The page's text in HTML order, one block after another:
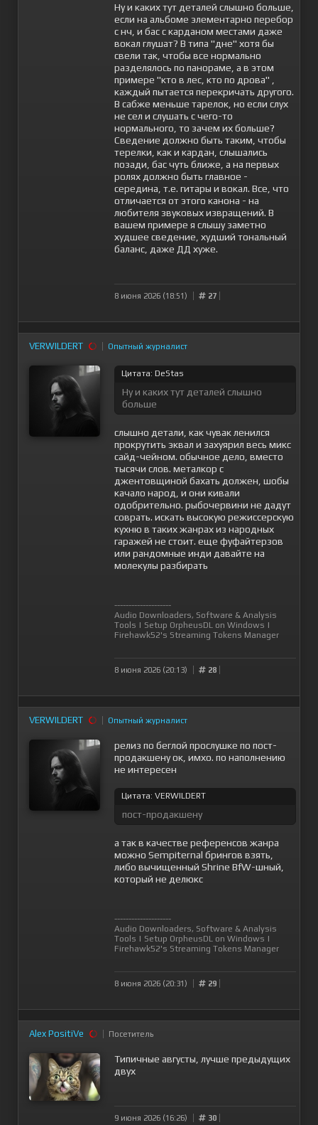
Ну и каких тут деталей слышно больше,
если на альбоме элементарно перебор
с нч, и бас с карданом местами даже
вокал глушат? В типа "дне" хотя бы
свели так, чтобы все нормально
разделялось по панораме, а в этом
примере "кто в лес, кто по дрова" ,
каждый пытается перекричать другого.
В сабже меньше тарелок, но если слух
не сел и слушать с чего-то
нормального, то зачем их больше?
Сведение должно быть таким, чтобы
терелки, как и кардан, слышались
позади, бас чуть ближе, а на первых
ролях должно быть главное -
середина, т.е. гитары и вокал. Все, что
отличается от этого канона - на
любителя звуковых извращений. В
вашем примере я слышу заметно
худшее сведение, худший тональный
баланс, даже ДД хуже.
8 июня 2026 (18:51) 27
VERWILDERT Опытный журналист
Цитата: DeStas
Ну и каких тут деталей слышно
больше
слышно детали, как чувак ленился
прокрутить эквал и захуярил весь микс
сайд-чейном. обычное дело, вместо
тысячи слов. металкор с
джентовщиной бахать должен, шобы
качало народ, и они кивали
одобрительно. рыбочервини не дадут
соврать. искать высокую режиссерскую
кухню в таких жанрах из народных
гаражей не стоит. еще фуфайтерзов
или рандомные инди давайте на
молекулы разбирать
--------------------
Audio Downloaders, Software & Analysis
Tools | Setup OrpheusDL on Windows |
Firehawk52's Streaming Tokens Manager
8 июня 2026 (20:13) 28
VERWILDERT Опытный журналист
релиз по беглой прослушке по пост-
продакшену ок, имхо. по наполнению
не интересен
Цитата: VERWILDERT
пост-продакшену
а так в качестве референсов жанра
можно Sempiternal брингов взять,
либо вычищенный Shrine BfW-шный,
который не делюкс
--------------------
Audio Downloaders, Software & Analysis
Tools | Setup OrpheusDL on Windows |
Firehawk52's Streaming Tokens Manager
8 июня 2026 (20:31) 29
Alex PositiVe Посетитель
Типичные августы, лучше предыдущих
двух
9 июня 2026 (16:26) 30